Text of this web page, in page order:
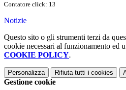
Contatore click: 13
Notizie
Questo sito o gli strumenti terzi da
cookie necessari al funzionamento ed
COOKIE POLICY.
Personalizza Rifiuta tutti i cookies
Gestione cookie